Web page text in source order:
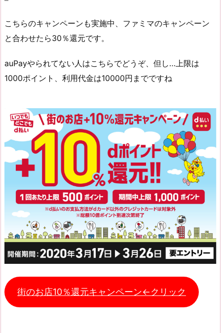
こちらのキャンペーンも実施中、ファミマのキャンペーン
と合わせたら30％還元です。
auPayやられてない人はこちらでどうぞ、但し…上限は
1000ポイント、利用代金は10000円までですね
街のお店10％還元キャンペーン←クリック